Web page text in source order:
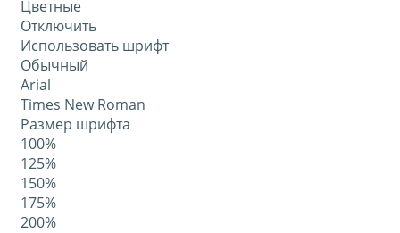
Цветные
Отключить
Использовать шрифт
Обычный
Arial
Times New Roman
Размер шрифта
100%
125%
150%
175%
200%